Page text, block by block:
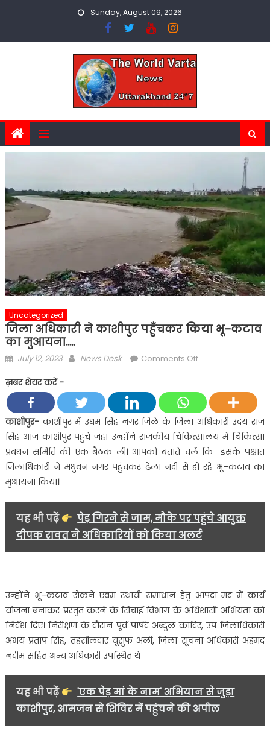
Sunday, August 09, 2026
Uncategorized
जिला अधिकारी ने काशीपुर पहुँचकर किया भू–कटाव
का मुआयना…..
Posted
July 12, 2023 Author
News Desk Comments Offon
काशीपुर
पहुँचकर
किया
भू–
कटाव
ख़बर शेयर करें -
काशीपुर-काशीपुर में उधम सिंह नगर जिले के जिला अधिकारी उदय राज
सिंह आज काशीपुर पहुंचे जहां उन्होंने राजकीय चिकित्सालय में चिकित्सा
प्रबंधन समिति की एक बैठक ली। आपको बताते चलें कि इसके पश्चात
जिलाधिकारी ने मधुवन नगर पहुंचकर ढेला नदी से हो रहे भू–कटाव का
मुआयना किया।
यह भी पढ़ें
पेड़ गिरने से जाम, मौके पर पहुंचे आयुक्त
दीपक रावत ने अधिकारियों को किया अलर्ट
उन्होंने भू–कटाव रोकने एवम स्थायी समाधान हेतु आपदा मद में कार्य
योजना बनाकर प्रस्तुत करने के सिंचाई विभाग के अधिशासी अभियंता को
निर्देश दिए। निरीक्षण के दौरान पूर्व पार्षद अब्दुल कादिर, उप जिलाधिकारी
अभय प्रताप सिंह, तहसीलदार यूसुफ अली, जिला सूचना अधिकारी अहमद
नदीम सहित अन्य अधिकारी उपस्थित थे
यह भी पढ़ें
'एक पेड़ मां के नाम' अभियान से जुड़ा
काशीपुर, आमजन से शिविर में पहुंचने की अपील